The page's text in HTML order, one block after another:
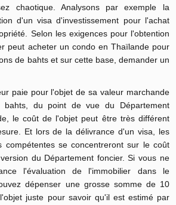
chaotique. Analysons par exemple la
d'un visa d'investissement pour l'achat
Selon les exigences pour l'obtention
peut acheter un condo en Thaïlande pour
de bahts et sur cette base, demander un
paie pour l'objet de sa valeur marchande
bahts, du point de vue du Département
le coût de l'objet peut être très différent
Et lors de la délivrance d'un visa, les
compétentes se concentreront sur le coût
du Département foncier. Si vous ne
l'évaluation de l'immobilier dans le
dépenser une grosse somme de 10
juste pour savoir qu'il est estimé par